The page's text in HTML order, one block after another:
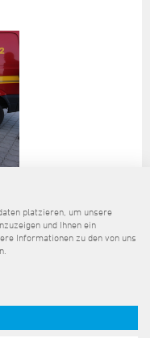
(links) und
Container Terminal
GmbH)
platzieren, um unsere
und Ihnen ein
Informationen zu den von uns